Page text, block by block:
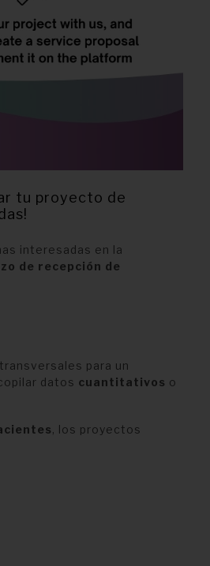
tu proyecto de
interesadas en la
de recepción de
para un
datos cuantitativos o
, los proyectos